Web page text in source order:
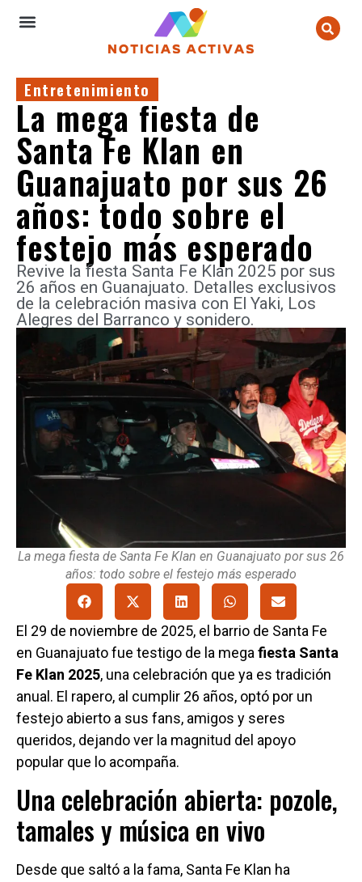
Entretenimiento
La mega fiesta de
Santa Fe Klan en
Guanajuato por sus 26
años: todo sobre el
festejo más esperado
Revive la fiesta Santa Fe Klan 2025 por sus
26 años en Guanajuato. Detalles exclusivos
de la celebración masiva con El Yaki, Los
Alegres del Barranco y sonidero.
La mega fiesta de Santa Fe Klan en Guanajuato por sus 26
años: todo sobre el festejo más esperado
El 29 de noviembre de 2025, el barrio de Santa Fe
en Guanajuato fue testigo de la mega fiesta Santa
Fe Klan 2025, una celebración que ya es tradición
anual. El rapero, al cumplir 26 años, optó por un
festejo abierto a sus fans, amigos y seres
queridos, dejando ver la magnitud del apoyo
popular que lo acompaña.
Una celebración abierta: pozole,
tamales y música en vivo
Desde que saltó a la fama, Santa Fe Klan ha